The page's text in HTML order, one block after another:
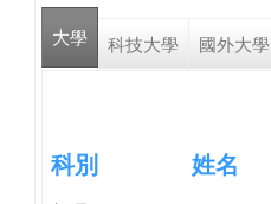
r
h
大學 科技大學 國外大學
科別 姓名